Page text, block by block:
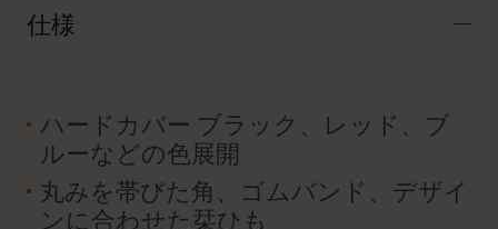
仕様
ハードカバー ブラック、レッド、ブ
ルーなどの色展開
丸みを帯びた角、ゴムバンド、デザイ
ンに合わせた栞ひも